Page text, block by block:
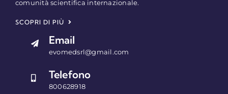
comunità scientifica internazionale.
SCOPRI DI PIÙ
Email
evomedsrl@gmail.com
Telefono
800628918